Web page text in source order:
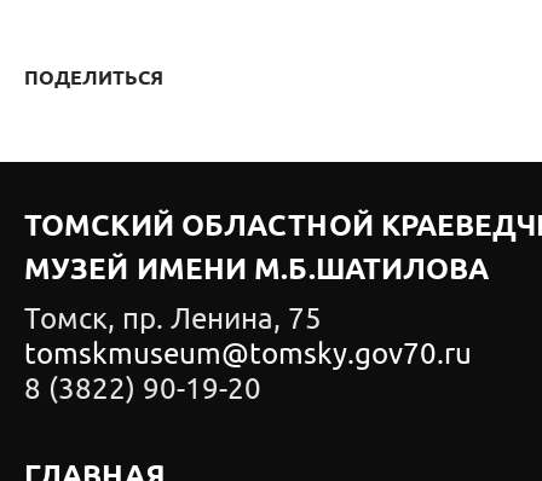
ПОДЕЛИТЬСЯ
ТОМСКИЙ ОБЛАСТНОЙ
МУЗЕЙ ИМЕНИ М.Б.ШАТИЛОВА
Томск, пр. Ленина, 75
tomskmuseum@tomsky.gov70.ru
8 (3822) 90-19-20